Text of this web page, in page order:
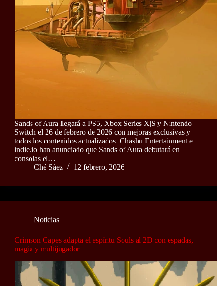
Sands of Aura llegará a PS5, Xbox Series X|S y Nintendo
Switch el 26 de febrero de 2026 con mejoras exclusivas y
todos los contenidos actualizados. Chashu Entertainment e
indie.io han anunciado que Sands of Aura debutará en
consolas el…
Ché Sáez
12 febrero, 2026
Noticias
Crimson Capes adapta el espíritu Souls al 2D con espadas,
magia y multijugador